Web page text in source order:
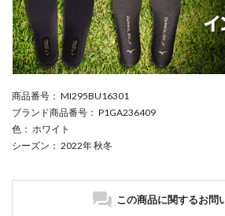
商品番号 ： MI295BU16301
ブランド商品番号 ： P1GA236409
色 ： ホワイト
シーズン ： 2022年 秋冬
この商品に関するお問